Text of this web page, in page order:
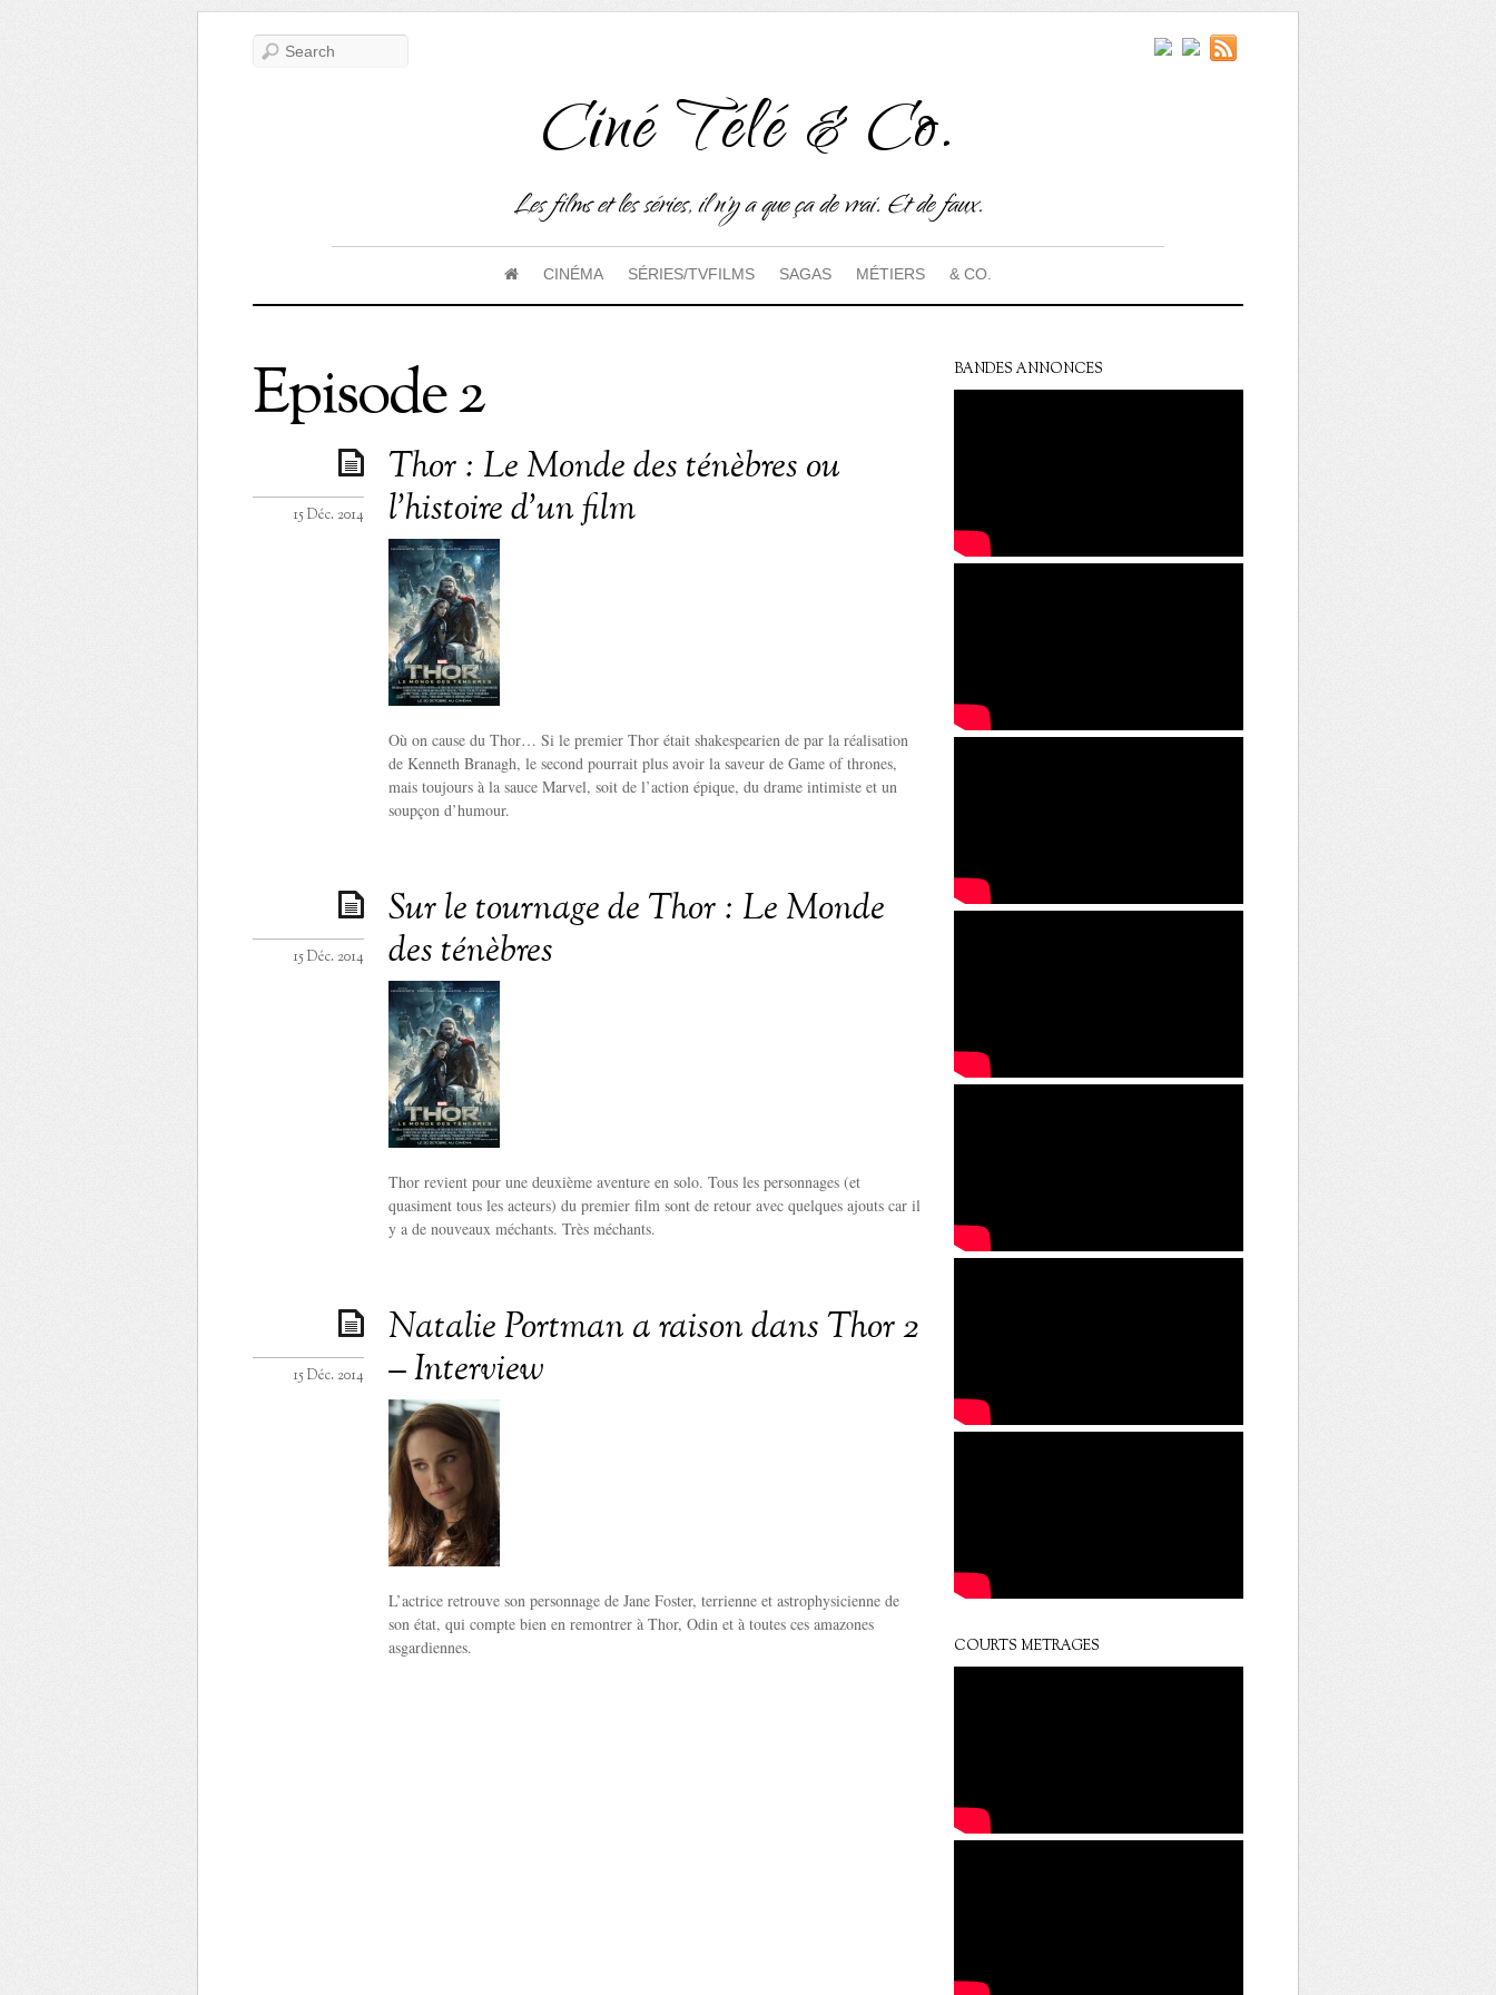
Ciné Télé & Co.
Les films et les séries, il n'y a que ça de vrai. Et de faux.
CINÉMA SÉRIES/TVFILMS SAGAS MÉTIERS & CO.
Episode 2
Thor : Le Monde des ténèbres ou
l’histoire d’un film
15 Déc. 2014
Où on cause du Thor… Si le premier Thor était shakespearien de par la réalisation
de Kenneth Branagh, le second pourrait plus avoir la saveur de Game of thrones,
mais toujours à la sauce Marvel, soit de l’action épique, du drame intimiste et un
soupçon d’humour.
Sur le tournage de Thor : Le Monde
des ténèbres
15 Déc. 2014
Thor revient pour une deuxième aventure en solo. Tous les personnages (et
quasiment tous les acteurs) du premier film sont de retour avec quelques ajouts car il
y a de nouveaux méchants. Très méchants.
Natalie Portman a raison dans Thor 2
– Interview
15 Déc. 2014
L’actrice retrouve son personnage de Jane Foster, terrienne et astrophysicienne de
son état, qui compte bien en remontrer à Thor, Odin et à toutes ces amazones
asgardiennes.
BANDES ANNONCES
COURTS METRAGES